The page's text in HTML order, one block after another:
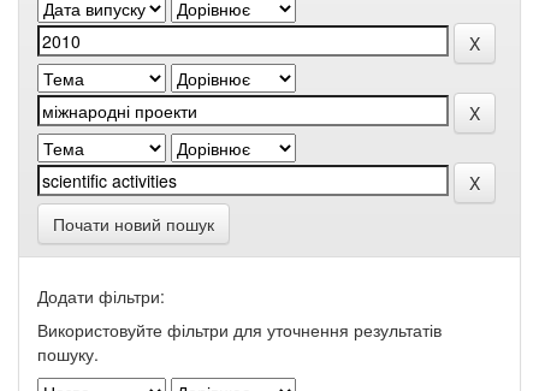
Почати новий пошук
Додати фільтри:
Використовуйте фільтри для уточнення результатів
пошуку.